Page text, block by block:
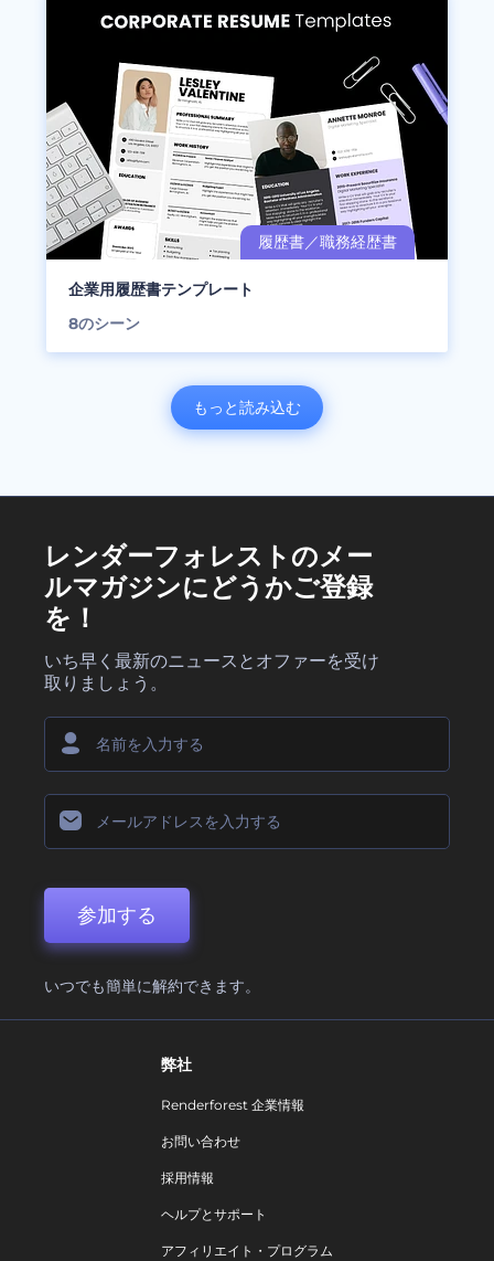
企業用履歴書テンプレート
8のシーン
もっと読み込む
レンダーフォレストのメー
ルマガジンにどうかご登録
を！
いち早く最新のニュースとオファーを受け
取りましょう。
参加する
いつでも簡単に解約できます。
弊社
Renderforest 企業情報
お問い合わせ
採用情報
ヘルプとサポート
アフィリエイト・プログラム